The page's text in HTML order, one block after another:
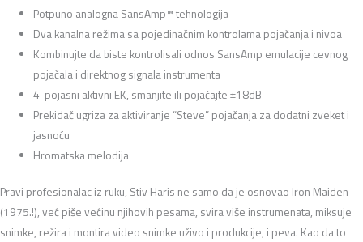
Potpuno analogna SansAmp™ tehnologija
Dva kanalna režima sa pojedinačnim kontrolama pojačanja i nivoa
Kombinujte da biste kontrolisali odnos SansAmp emulacije cevnog
pojačala i direktnog signala instrumenta
4-pojasni aktivni EK, smanjite ili pojačajte ±18dB
Prekidač ugriza za aktiviranje “Steve” pojačanja za dodatni zveket i
jasnoću
Hromatska melodija
Pravi profesionalac iz ruku, Stiv Haris ne samo da je osnovao Iron Maiden
(1975.!), već piše većinu njihovih pesama, svira više instrumenata, miksuje
snimke, režira i montira video snimke uživo i produkcije, i peva. Kao da to